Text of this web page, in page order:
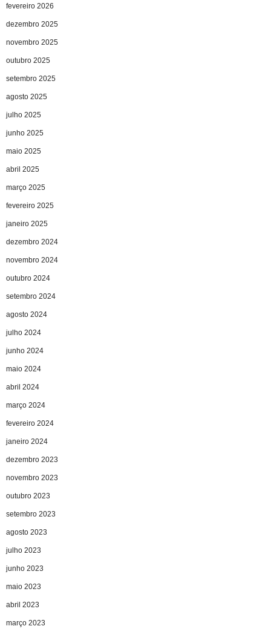
fevereiro 2026
dezembro 2025
novembro 2025
outubro 2025
setembro 2025
agosto 2025
julho 2025
junho 2025
maio 2025
abril 2025
março 2025
fevereiro 2025
janeiro 2025
dezembro 2024
novembro 2024
outubro 2024
setembro 2024
agosto 2024
julho 2024
junho 2024
maio 2024
abril 2024
março 2024
fevereiro 2024
janeiro 2024
dezembro 2023
novembro 2023
outubro 2023
setembro 2023
agosto 2023
julho 2023
junho 2023
maio 2023
abril 2023
março 2023